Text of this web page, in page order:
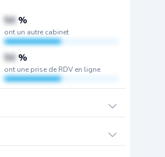
50 %
ont un autre cabinet
50 %
ont une prise de RDV en ligne